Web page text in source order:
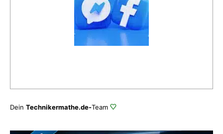
Dein Technikermathe.de-Team